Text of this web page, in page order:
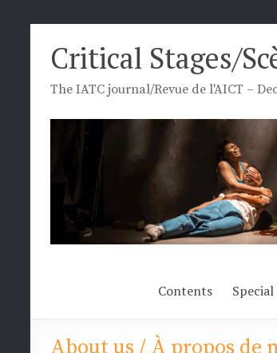
Critical Stages/
The IATC journal/Revue de l'AICT –
Contents
About us / À propos de